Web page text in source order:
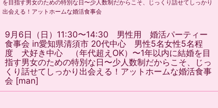
を目指す男女のための特別な日〜少人数制だからこそ、じっくり話せてしっかり
出会える！アットホームな婚活食事会
9月6日（日）11:30〜14:30 男性用 婚活パーティー
食事会 in愛知県清須市 20代中心 男性5名女性5名程
度 犬好き中心 （年代超えOK）〜1年以内に結婚を目
指す男女のための特別な日〜少人数制だからこそ、じっ
くり話せてしっかり出会える！アットホームな婚活食事
会 [man]